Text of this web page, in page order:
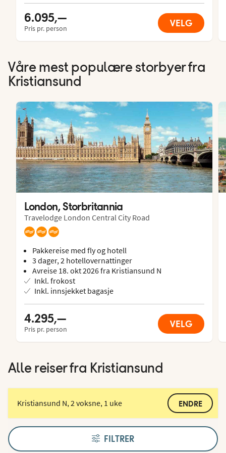
6.095,—
Pris pr. person VELG
Våre mest populære storbyer fra
Kristiansund
London, Storbritannia
Travelodge London Central City Road
Pakkereise med fly og hotell
3 dager, 2 hotellovernattinger
Avreise 18. okt 2026 fra Kristiansund N
Inkl. frokost
Inkl. innsjekket bagasje
4.295,—
Pris pr. person VELG
Alle reiser fra Kristiansund
Kristiansund N, 2 voksne, 1 uke ENDRE
FILTRER